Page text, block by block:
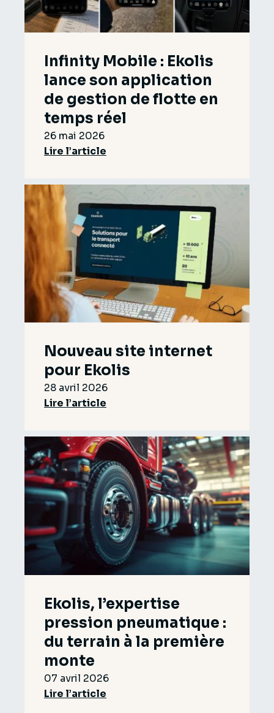
Infinity Mobile : Ekolis
lance son application
de gestion de flotte en
temps réel
26 mai 2026
Lire l’article
Nouveau site internet
pour Ekolis
28 avril 2026
Lire l’article
Ekolis, l’expertise
pression pneumatique :
du terrain à la première
monte
07 avril 2026
Lire l’article